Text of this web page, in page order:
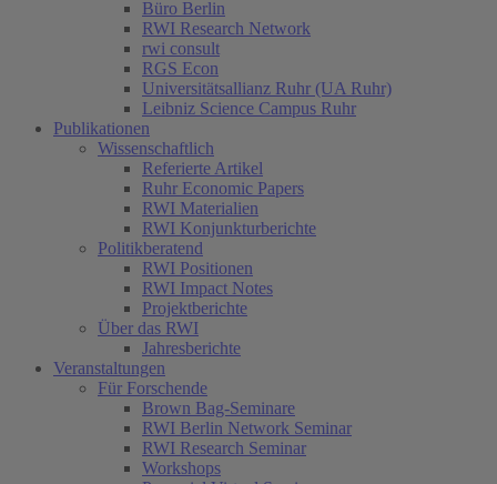
Büro Berlin
RWI Research Network
rwi consult
RGS Econ
Universitätsallianz Ruhr (UA Ruhr)
Leibniz Science Campus Ruhr
Publikationen
Wissenschaftlich
Referierte Artikel
Ruhr Economic Papers
RWI Materialien
RWI Konjunkturberichte
Politikberatend
RWI Positionen
RWI Impact Notes
Projektberichte
Über das RWI
Jahresberichte
Veranstaltungen
Für Forschende
Brown Bag-Seminare
RWI Berlin Network Seminar
RWI Research Seminar
Workshops